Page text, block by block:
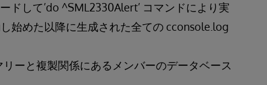
ドして’do ^SML2330Alert’ コマンドにより実
始めた以降に生成された全ての cconsole.log
ーと複製関係にあるメンバーのデータベース